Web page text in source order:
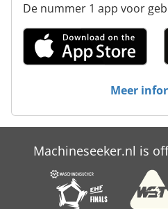
De nummer 1 app voor
Meer
Machineseeker.nl is